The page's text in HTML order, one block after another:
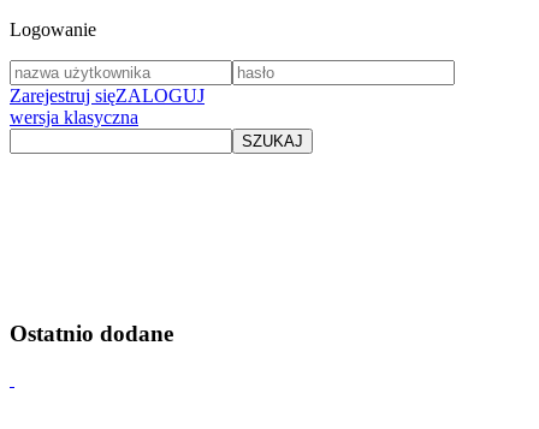
Logowanie
Zarejestruj sięZALOGUJ
wersja klasyczna
Ostatnio dodane